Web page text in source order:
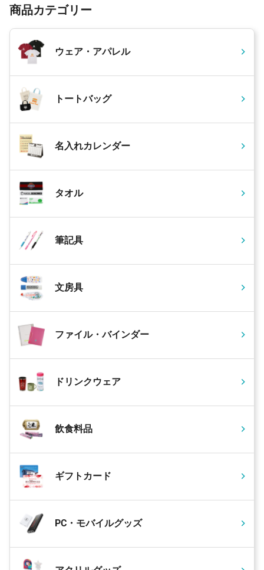
商品カテゴリー
ウェア・アパレル
トートバッグ
名入れカレンダー
タオル
筆記具
文房具
ファイル・バインダー
ドリンクウェア
飲食料品
ギフトカード
PC・モバイルグッズ